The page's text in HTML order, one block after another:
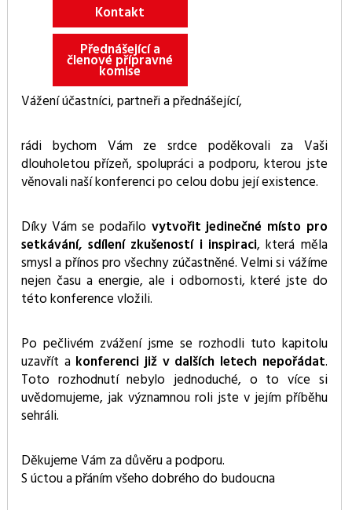
Kontakt
Přednášející a
členové přípravné
komise
Vážení účastníci, partneři a přednášející,
rádi bychom Vám ze srdce poděkovali za Vaši
dlouholetou přízeň, spolupráci a podporu, kterou jste
věnovali naší konferenci po celou dobu její existence.
Díky Vám se podařilo vytvořit jedinečné místo pro
setkávání, sdílení zkušeností i inspiraci, která měla
smysl a přínos pro všechny zúčastněné. Velmi si vážíme
nejen času a energie, ale i odbornosti, které jste do
této konference vložili.
Po pečlivém zvážení jsme se rozhodli tuto kapitolu
uzavřít a konferenci již v dalších letech nepořádat.
Toto rozhodnutí nebylo jednoduché, o to více si
uvědomujeme, jak významnou roli jste v jejím příběhu
sehráli.
Děkujeme Vám za důvěru a podporu.
S úctou a přáním všeho dobrého do budoucna